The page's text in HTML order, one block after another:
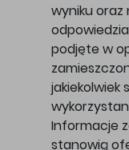
wyniku oraz
podjęte w
Informacje
stanowią